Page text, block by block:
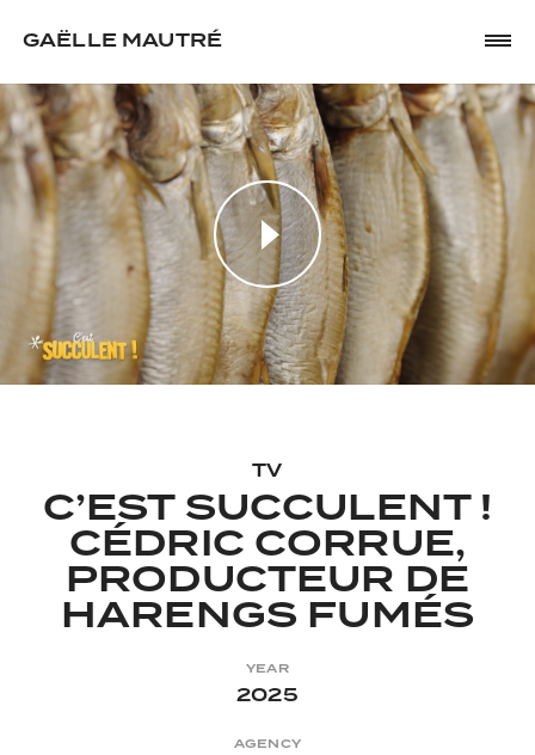
GAËLLE MAUTRÉ
TV
C’EST SUCCULENT !
CÉDRIC CORRUE,
PRODUCTEUR DE
HARENGS FUMÉS
YEAR
2025
AGENCY